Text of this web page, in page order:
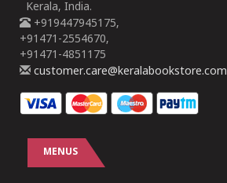
Kerala, India.
+919447945175,
+91471-2554670,
+91471-4851175
customer.care@keralabookstore.com
MENUS